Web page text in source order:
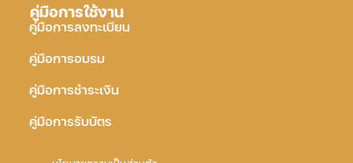
คู่มือการใช้งาน
คู่มือการลงทะเบียน
คู่มือการอบรม
คู่มือการชำระเงิน
คู่มือการรับบัตร